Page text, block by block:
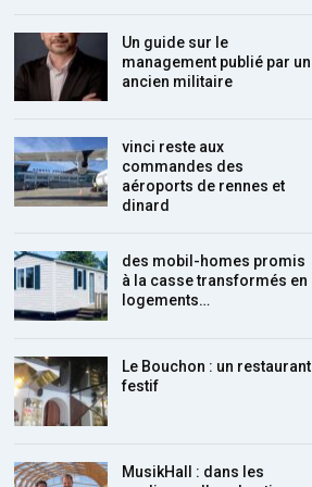
Un guide sur le
management publié par un
ancien militaire
vinci reste aux
commandes des
aéroports de rennes et
dinard
des mobil-homes promis
à la casse transformés en
logements…
Le Bouchon : un restaurant
festif
MusikHall : dans les